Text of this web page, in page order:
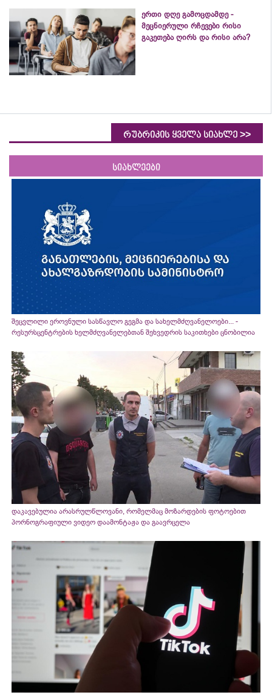
ერთი დღე გამოცდამდე -
მეცნიერული რჩევები რისი
გაკეთება ღირს და რისი არა?
რუბრიკის ყველა სიახლე >>
სიახლეები
შეცვლილი ეროვნული სასწავლო გეგმა და სახელმძღვანელოები... -
რესურსცენტრების ხელმძღვანელებთან შეხვედრის საკითხები ცნობილია
დაკავებულია არასრულწლოვანი, რომელმაც მოზარდების ფოტოებით
პორნოგრაფიული ვიდეო დაამონტაჟა და გაავრცელა